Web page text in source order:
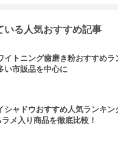
いる人気おすすめ記事
イトニング歯磨き粉おすすめラ
い市販品を中心に
シャドウおすすめ人気ランキ
メ入り商品を徹底比較！